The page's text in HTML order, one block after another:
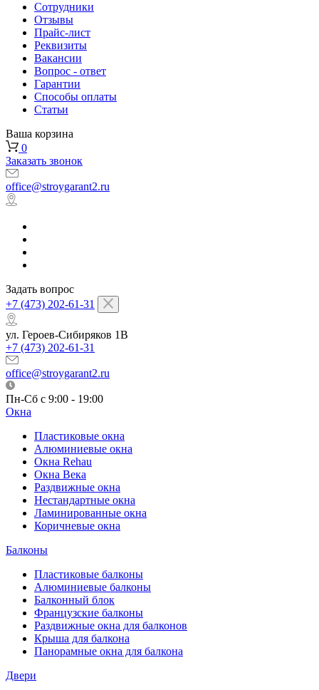
Сотрудники
Отзывы
Прайс-лист
Реквизиты
Вакансии
Вопрос - ответ
Гарантии
Способы оплаты
Статьи
Ваша корзина
0
Заказать звонок
office@stroygarant2.ru
Задать вопрос
+7 (473) 202-61-31
ул. Героев-Сибиряков 1В
+7 (473) 202-61-31
office@stroygarant2.ru
Пн-Сб с 9:00 - 19:00
Окна
Пластиковые окна
Алюминиевые окна
Окна Rehau
Окна Века
Раздвижные окна
Нестандартные окна
Ламинированные окна
Коричневые окна
Балконы
Пластиковые балконы
Алюминиевые балконы
Балконный блок
Французские балконы
Раздвижные окна для балконов
Крыша для балкона
Панорамные окна для балкона
Двери